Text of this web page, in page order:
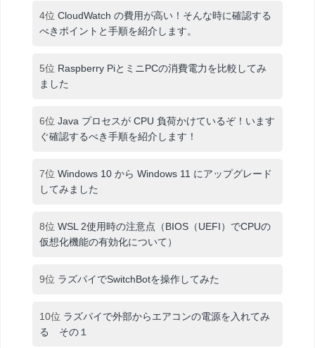
4位 CloudWatch の費用が高い！そんな時に確認する
べきポイントと手順を紹介します。
5位 Raspberry PiとミニPCの消費電力を比較してみ
ました
6位 Java プロセスが CPU 負荷かけているぞ！います
ぐ確認するべき手順を紹介します！
7位 Windows 10 から Windows 11 にアップグレード
してみました
8位 WSL 2使用時の注意点（BIOS（UEFI）でCPUの
仮想化機能の有効化について）
9位 ラズパイでSwitchBotを操作してみた
10位 ラズパイで外部からエアコンの電源を入れてみ
る その１